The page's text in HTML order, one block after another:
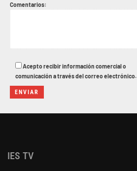
Comentarios:
Acepto recibir información comercial o
comunicación a través del correo electrónico.
IES TV